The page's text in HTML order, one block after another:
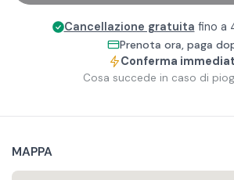
Cancellazione gratuita fino a
Prenota ora, paga
Conferma
Cosa succede in caso di
MAPPA